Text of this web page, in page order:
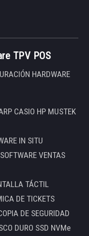
TPV POS
HARDWARE
CASIO HP MUSTEK
IN SITU
VENTAS
TÁCTIL
DE TICKETS
DE SEGURIDAD
DURO SSD NVMe